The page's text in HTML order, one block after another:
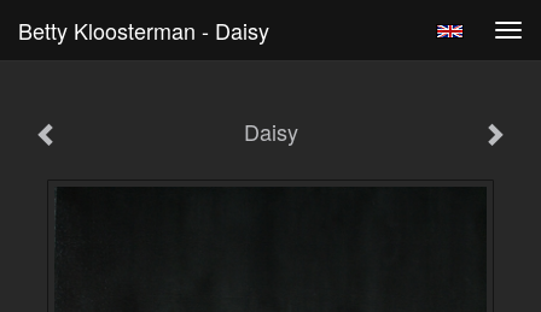
Betty Kloosterman - Daisy
Daisy